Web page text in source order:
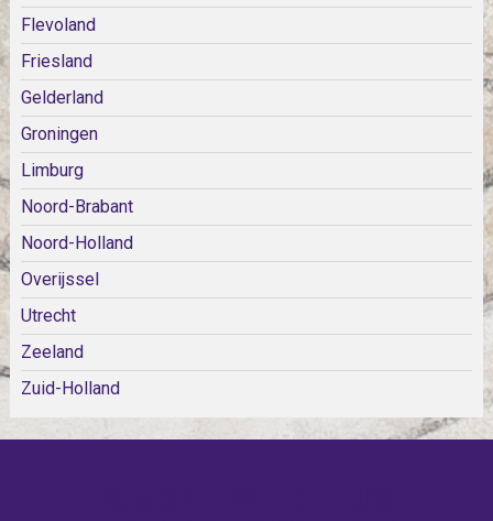
Flevoland
Friesland
Gelderland
Groningen
Limburg
Noord-Brabant
Noord-Holland
Overijssel
Utrecht
Zeeland
Zuid-Holland